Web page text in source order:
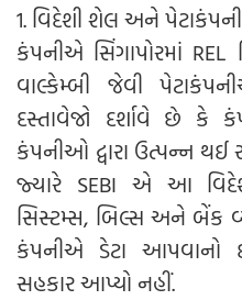
1. વિદેશી શેલ અને
કંપનીએ સિંગાપોરમાં REL
વાલ્કેમ્બી જેવી
દસ્તાવેજો દર્શાવે છે કે
કંપનીઓ દ્વારા ઉત્પન્ન થઈ
જ્યારે SEBI એ આ
સિસ્ટમ્સ, બિલ્સ અને બેંક
કંપનીએ ડેટા આપવાનો
સહકાર આપ્યો નહીં.